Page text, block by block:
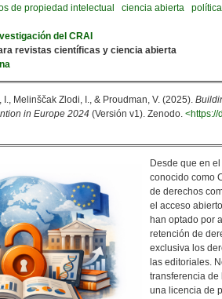
de propiedad intelectual ciencia abierta
del CRAI
revistas científicas y ciencia abierta
Melinščak Zlodi, I., & Proudman, V. (2025).
in Europe 2024 (Versión v1). Zenodo. <https://
Desde que en
conocido como
de derechos
el acceso
han optado por
retención de
exclusiva los
las editoriales.
transferencia
una licencia de